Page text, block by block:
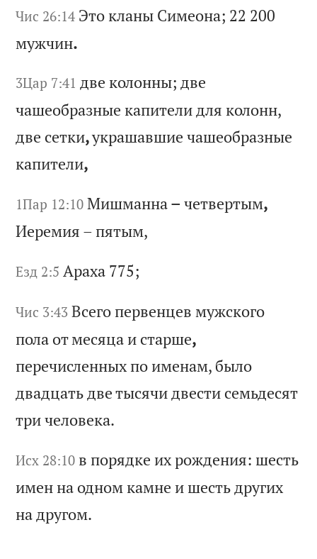
Чис 26:14 Это кланы Симеона; 22 200
мужчин.
3Цар 7:41 две колонны; две
чашеобразные капителидля колонн,
две сетки,украшавшие чашеобразные
капители,
1Пар 12:10 Мишманна– четвертым,
Иеремия – пятым,
Езд 2:5 Араха 775;
Чис 3:43 Всего первенцевмужского
пола отмесяца и старше,
перечисленныхпо именам, было
двадцатьдветысячидвести семьдесят
тричеловека.
Исх 28:10 в порядке ихрождения: шесть
имен на одном камне и шестьдругих
надругом.